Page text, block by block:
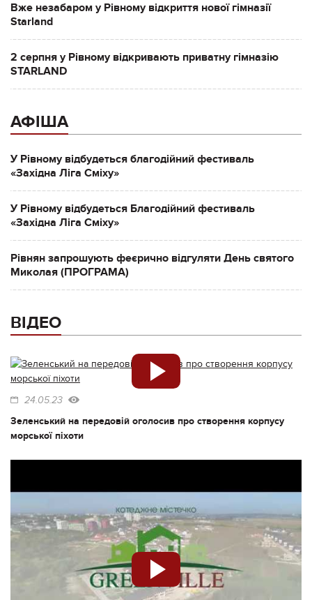
Вже незабаром у Рівному відкриття нової гімназії
Starland
2 серпня у Рівному відкривають приватну гімназію
STARLAND
АФІША
У Рівному відбудеться благодійний фестиваль
«Західна Ліга Сміху»
У Рівному відбудеться Благодійний фестиваль
«Західна Ліга Сміху»
Рівнян запрошують феєрично відгуляти День святого
Миколая (ПРОГРАМА)
ВІДЕО
24.05.23
Зеленський на передовій оголосив про створення корпусу
морської піхоти